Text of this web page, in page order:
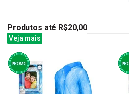
Produtos até R$20,00
Veja mais